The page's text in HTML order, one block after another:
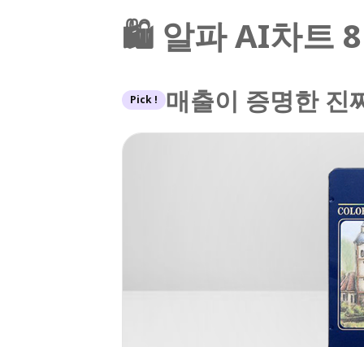
🛍️ 알파 AI차트
Pick ! 매출이 증명한 진